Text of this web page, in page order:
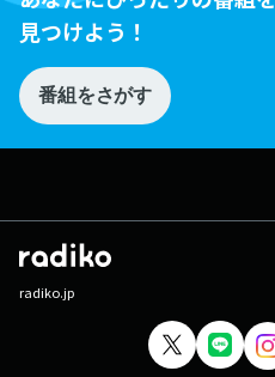
見つけよう！
番組をさがす
radiko.jp